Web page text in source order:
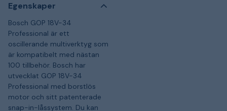
Egenskaper
Bosch GOP 18V-34
Professional är ett
oscillerande multiverktyg som
är kompatibelt med nästan
100 tillbehör. Bosch har
utvecklat GOP 18V-34
Professional med borstlös
motor och sitt patenterade
snap-in-låssystem. Du kan